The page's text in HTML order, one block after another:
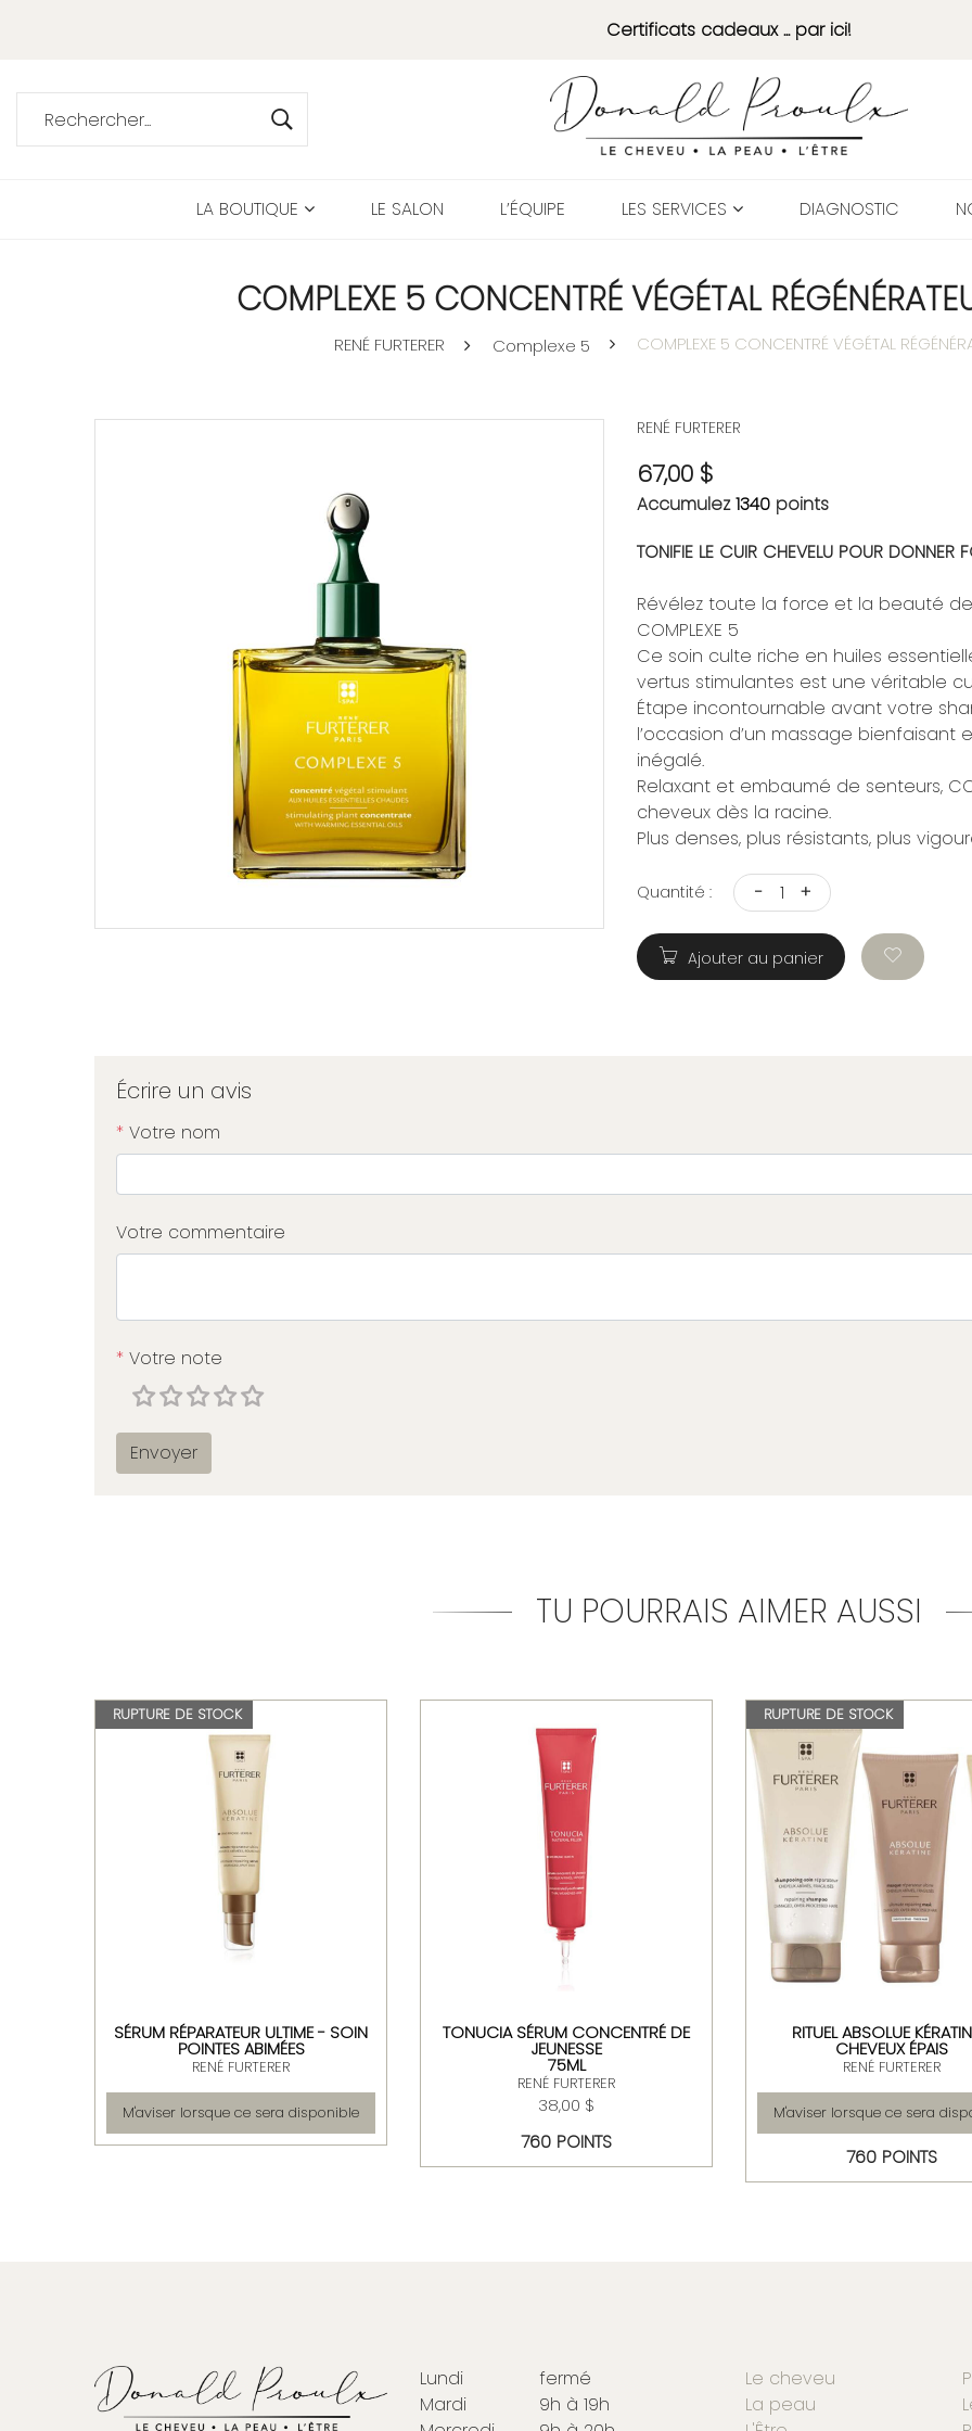
Certificats cadeaux ... par ici!
LA BOUTIQUE LE SALON L’ÉQUIPE LES SERVICES DIAGNOSTIC
COMPLEXE 5 CONCENTRÉ VÉGÉTAL
RENÉ FURTERER Complexe 5 COMPLEXE 5 CONCENTRÉ VÉGÉTAL
RENÉ FURTERER
67,00 $
Accumulez1340 points
TONIFIE LE CUIR CHEVELU POUR DONNER
Révélez toute la force et la beauté
COMPLEXE 5
Ce soin culte riche en huiles
vertus stimulantes est une véritable
Étape incontournable avant votre
l’occasion d’un massage
inégalé.
Relaxant et embaumé de senteurs,
cheveux dès la racine.
Plus denses, plus résistants, plus
Quantité : - +
Ajouter au panier
Écrire un avis
* Votre nom
Votre commentaire
* Votre note
Envoyer
TU POURRAIS AIMER AUSSI
RUPTURE DE STOCK
SÉRUM RÉPARATEUR ULTIME - SOIN
POINTES ABIMÉES
RENÉ FURTERER
M'aviser lorsque ce sera disponible
TONUCIA SÉRUM CONCENTRÉ DE
JEUNESSE
75ML
RENÉ FURTERER
38,00 $
760 POINTS
RUPTURE DE STOCK
RITUEL ABSOLUE
CHEVEUX ÉPAIS
RENÉ FURTERER
M'aviser lorsque ce sera
760 POINTS
Lundi
fermé
Mardi
9h à 19h
Le cheveu
La peau